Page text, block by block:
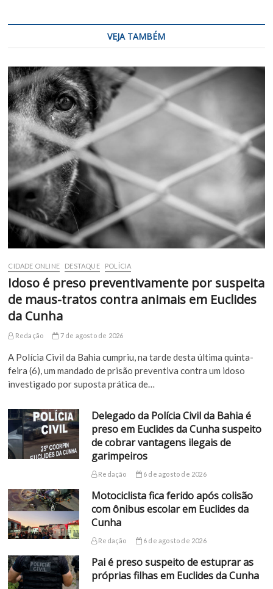
VEJA TAMBÉM
CIDADE ONLINE DESTAQUE POLÍCIA
Idoso é preso preventivamente por suspeita
de maus-tratos contra animais em Euclides
da Cunha
Redação 7 de agosto de 2026
A Polícia Civil da Bahia cumpriu, na tarde desta última quinta-
feira (6), um mandado de prisão preventiva contra um idoso
investigado por suposta prática de…
Delegado da Polícia Civil da Bahia é
preso em Euclides da Cunha suspeito
de cobrar vantagens ilegais de
garimpeiros
Redação 6 de agosto de 2026
Motociclista fica ferido após colisão
com ônibus escolar em Euclides da
Cunha
Redação 6 de agosto de 2026
Pai é preso suspeito de estuprar as
próprias filhas em Euclides da Cunha